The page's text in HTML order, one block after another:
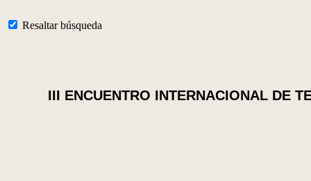
Resaltar búsqueda
III ENCUENTRO INTERNACIONAL DE